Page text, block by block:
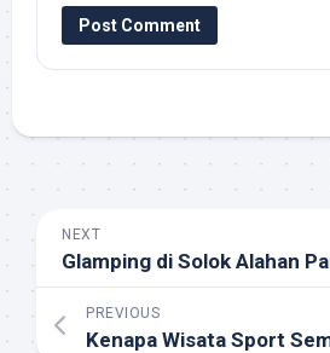
NEXT
PREVIOUS